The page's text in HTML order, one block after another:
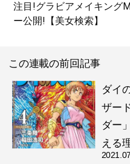
東
記事一覧へ
注目!グラビアメイキング
ー公開!【美女検索】
この連載の前回記事
ダイ
ザー
ダー
える